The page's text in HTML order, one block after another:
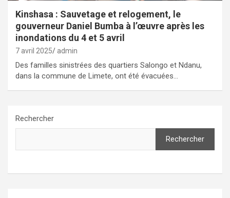
Kinshasa : Sauvetage et relogement, le
gouverneur Daniel Bumba à l’œuvre après les
inondations du 4 et 5 avril
7 avril 2025 admin
Des familles sinistrées des quartiers Salongo et Ndanu,
dans la commune de Limete, ont été évacuées…
Rechercher
Rechercher